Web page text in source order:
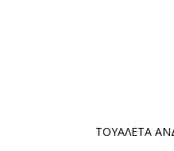
ΤΟΥΑΛΕΤΑ